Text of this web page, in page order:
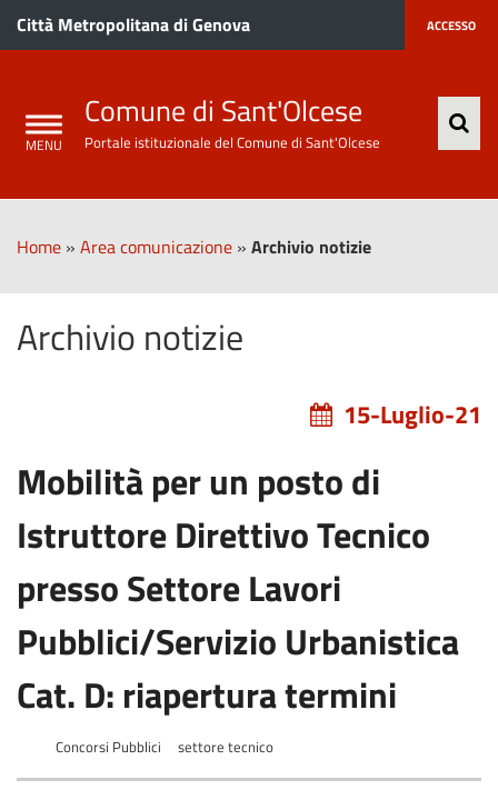
Città Metropolitana di Genova ACCESSO
Comune di Sant'Olcese
Portale istituzionale del Comune di Sant'Olcese
Home » Area comunicazione » Archivio notizie
Archivio notizie
15-Luglio-21
Mobilità per un posto di
Istruttore Direttivo Tecnico
presso Settore Lavori
Pubblici/Servizio Urbanistica
Cat. D: riapertura termini
Concorsi Pubblici settore tecnico